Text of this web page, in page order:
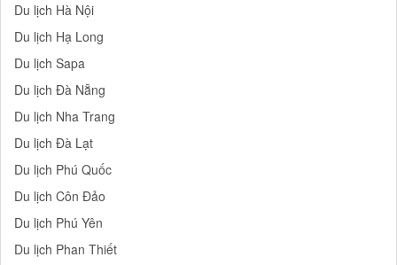
Du lịch Hà Nội
Du lịch Hạ Long
Du lịch Sapa
Du lịch Đà Nẵng
Du lịch Nha Trang
Du lịch Đà Lạt
Du lịch Phú Quốc
Du lịch Côn Đảo
Du lịch Phú Yên
Du lịch Phan Thiết